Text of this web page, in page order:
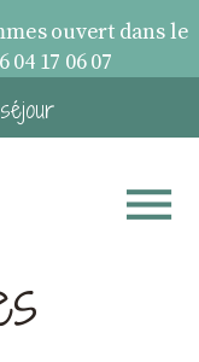
ouvert dans le
17 06 07